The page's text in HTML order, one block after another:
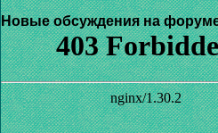
Новые обсуждения на